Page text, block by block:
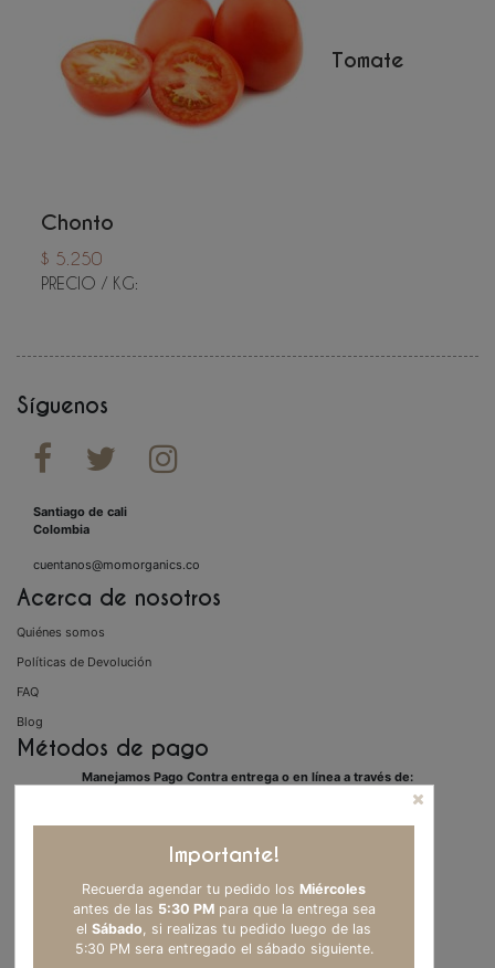
Tomate
Chonto
$ 5.250
PRECIO / KG:
Importante!
Recuerda agendar tu pedido los Miércoles
antes de las 5:30 PMpara que la entrega sea
el Sábado, si realizas tu pedido luego de las
5:30 PM sera entregado el sábado siguiente.
Síguenos
  
Santiago de cali
Colombia
cuentanos@momorganics.co
Acerca de nosotros
Quiénes somos
Políticas de Devolución
FAQ
Blog
Métodos de pago
Manejamos Pago Contra entrega o en línea a través de: